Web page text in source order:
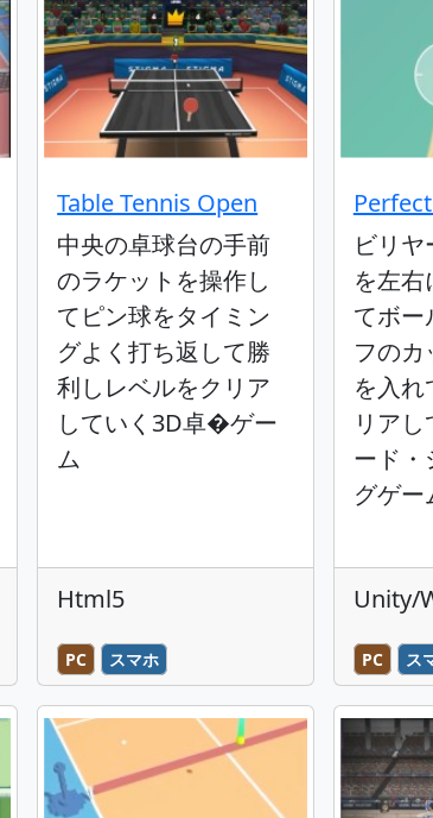
Table Tennis Open
中央の卓球台の手前
のラケットを操作し
てピン球をタイミン
グよく打ち返して勝
利しレベルをクリア
していく3D卓�ゲー
ム
Html5
PC スマホ
ビリ
を左右
てボー
フの
を入れ
リア
ード・
グゲー
Unity/
PC ス